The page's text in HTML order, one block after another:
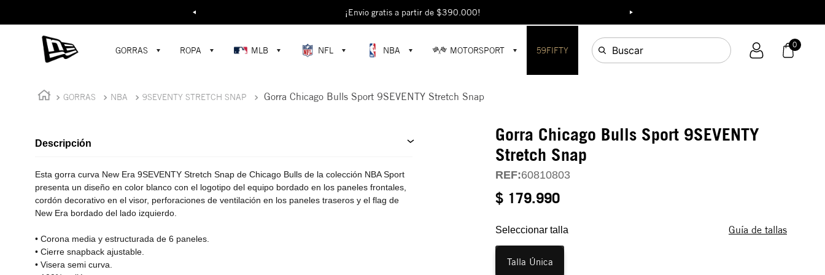
Buscar... ¡Envío gratis a partir de $390.000!
¡Descubre colecciones exclusivas en la tienda oficial de New Era en Colombia!
GORRAS ROPA MLB NFL NBA MOTORSPORT 59FIFTY Buscar 0
GORRAS NBA 9SEVENTY STRETCH SNAP Gorra Chicago Bulls Sport 9SEVENTY Stretch Snap
Descripción
Esta gorra curva New Era 9SEVENTY Stretch Snap de Chicago Bulls de la colección NBA Sport
presenta un diseño en color blanco con el logotipo del equipo bordado en los paneles frontales,
cordón decorativo en el visor, perforaciones de ventilación en los paneles traseros y el flag de
New Era bordado del lado izquierdo.
• Corona media y estructurada de 6 paneles.
• Cierre snapback ajustable.
• Visera semi curva.
Gorra Chicago Bulls Sport 9SEVENTY
Stretch Snap
REF:60810803
$ 179.990
Seleccionar talla Guía de tallas
Talla Única